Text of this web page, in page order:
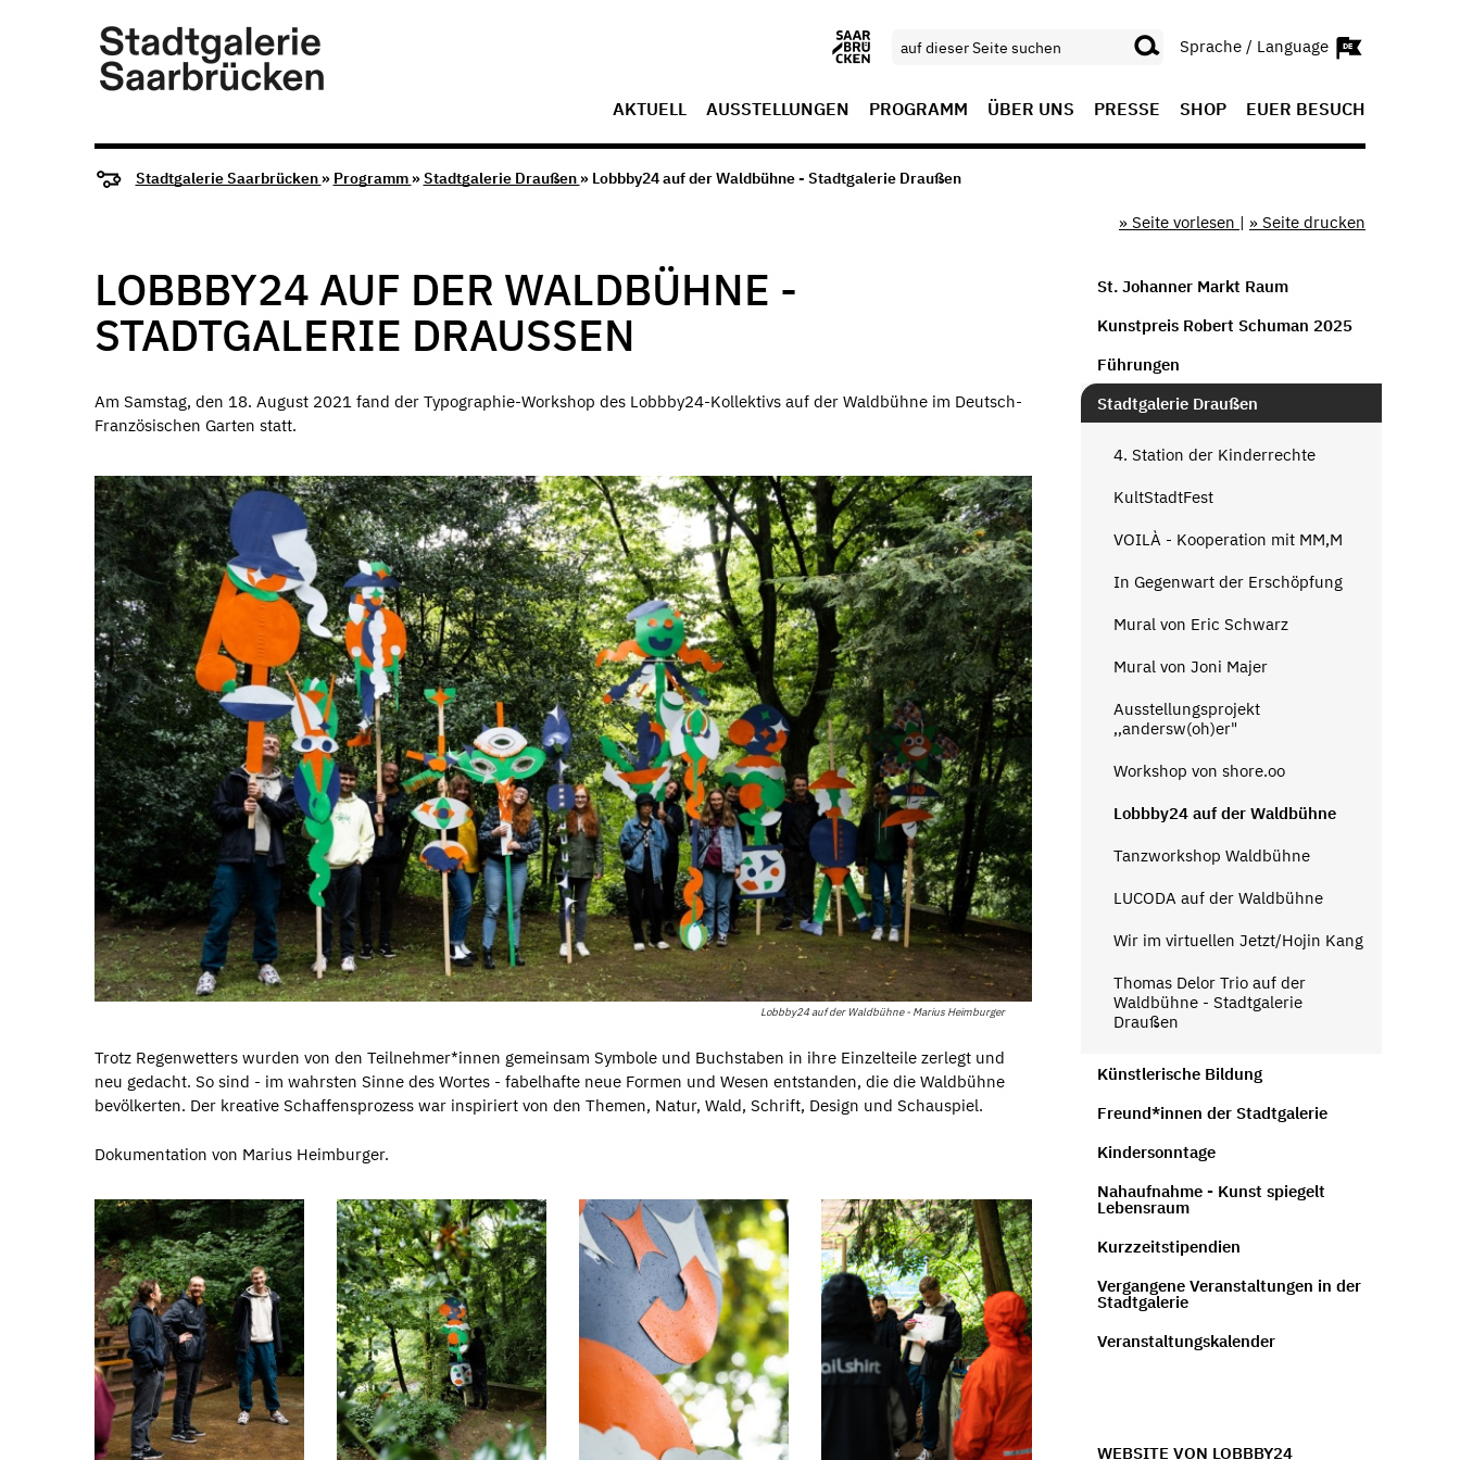
Sprache / Language
AKTUELL AUSSTELLUNGEN PROGRAMM ÜBER UNS PRESSE SHOP EUER BESUCH
Stadtgalerie Saarbrücken » Programm »Stadtgalerie Draußen » Lobbby24 auf der Waldbühne - Stadtgalerie Draußen
» Seite vorlesen | » Seite drucken
LOBBBY24 AUF DER WALDBÜHNE -
STADTGALERIE DRAUSSEN
Am Samstag, den 18. August 2021 fand der Typographie-Workshop des Lobbby24-Kollektivs auf der Waldbühne im Deutsch-
Französischen Garten statt.
Lobbby24 auf der Waldbühne - Marius Heimburger
Trotz Regenwetters wurden von den Teilnehmer*innen gemeinsam Symbole und Buchstaben in ihre Einzelteile zerlegt und
neu gedacht. So sind - im wahrsten Sinne des Wortes - fabelhafte neue Formen und Wesen entstanden, die die Waldbühne
bevölkerten. Der kreative Schaffensprozess war inspiriert von den Themen, Natur, Wald, Schrift, Design und Schauspiel.
Dokumentation von Marius Heimburger.
St. Johanner Markt Raum
Kunstpreis Robert Schuman 2025
Führungen
Stadtgalerie Draußen
4. Station der Kinderrechte
KultStadtFest
VOILÀ - Kooperation mit MM,M
In Gegenwart der Erschöpfung
Mural von Eric Schwarz
Mural von Joni Majer
Ausstellungsprojekt
‚‚andersw(oh)er"
Workshop von shore.oo
Lobbby24 auf der Waldbühne
Tanzworkshop Waldbühne
LUCODA auf der Waldbühne
Wir im virtuellen Jetzt/Hojin Kang
Thomas Delor Trio auf der
Waldbühne - Stadtgalerie
Draußen
Künstlerische Bildung
Freund*innen der Stadtgalerie
Kindersonntage
Nahaufnahme - Kunst spiegelt
Lebensraum
Kurzzeitstipendien
Vergangene Veranstaltungen in der
Stadtgalerie
Veranstaltungskalender
WEBSITE VON LOBBBY24